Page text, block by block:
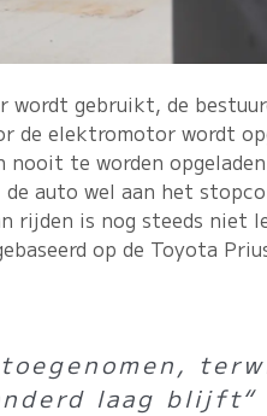
wordt gebruikt, de
de elektromotor wordt
te worden
de auto wel aan het
rijden is nog steeds niet
op de Toyota
laag blijft“